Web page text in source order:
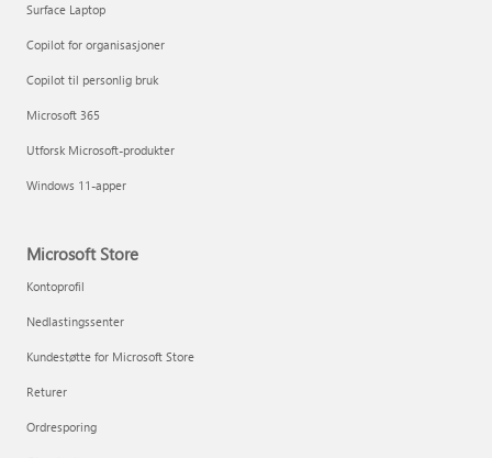
Surface Laptop
Copilot for organisasjoner
Copilot til personlig bruk
Microsoft 365
Utforsk Microsoft-produkter
Windows 11-apper
Microsoft Store
Kontoprofil
Nedlastingssenter
Kundestøtte for Microsoft Store
Returer
Ordresporing